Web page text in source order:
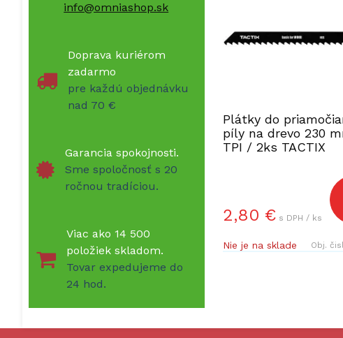
Plátky do
píly na drevo 230
TPI / 2ks TACTIX
2,80 € s DPH / ks
Nie je na sklade Obj.
info@omniashop.sk
Doprava kuriérom
zadarmo
pre každú objednávku
nad 70 €
Garancia spokojnosti.
Sme spoločnosť s 20
ročnou tradíciou.
Viac ako 14 500
položiek skladom.
Tovar expedujeme do
24 hod.